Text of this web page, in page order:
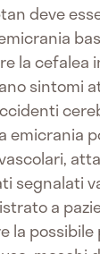
deve
la cefalea
sintomi
emicrania
segnalati
a
la